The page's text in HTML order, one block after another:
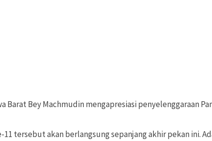
Barat Bey Machmudin mengapresiasi penyelenggaraan
tersebut akan berlangsung sepanjang akhir pekan ini.